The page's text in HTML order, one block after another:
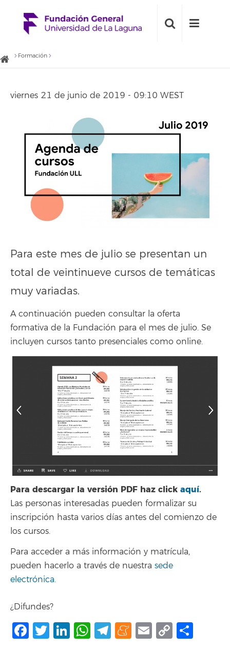
Formación
viernes 21 de junio de 2019 - 09:10 WEST
Para este mes de julio se presentan un
total de veintinueve cursos de temáticas
muy variadas.
A continuación pueden consultar la oferta
formativa de la Fundación para el mes de julio. Se
incluyen cursos tanto presenciales como online.
Para descargar la versión PDF haz click aquí.
Las personas interesadas pueden formalizar su
inscripción hasta varios días antes del comienzo de
los cursos.
Para acceder a más información y matrícula,
pueden hacerlo a través de nuestra sede
electrónica.
¿Difundes?
Facebook
Twitter
LinkedIn
WhatsApp
Telegram
Meneame
Email
Copy